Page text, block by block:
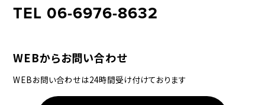
TEL 06-6976-8632
WEBからお問い合わせ
WEBお問い合わせは24時間受け付けております